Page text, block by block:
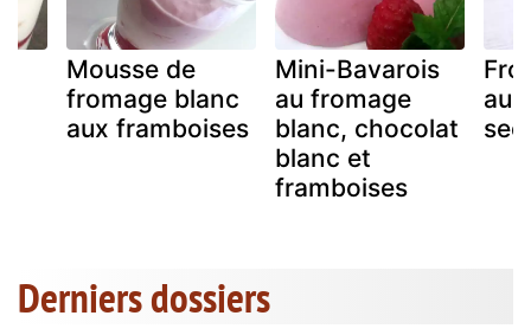
Mousse de
fromage blanc
aux framboises
Mini-Bavarois
au fromage
blanc, chocolat
blanc et
framboises
au
Derniers dossiers